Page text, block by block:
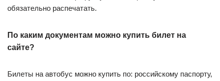
обязательно распечатать.
По каким документам можно купить билет на
сайте?
Билеты на автобус можно купить по: российскому паспорту,